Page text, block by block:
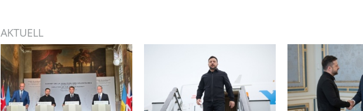
AKTUELL